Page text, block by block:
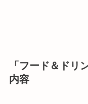
「フード＆ドリ
内容